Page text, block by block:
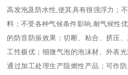
高发泡及防水性,使其具有很强浮力；
料；不受各种气候条件影响,耐气候性
的防音防振效果；切断、粘合、挤压
工性极优；细微气泡的泡沫材、外表
通过加工处理生产阻燃性产品；可作